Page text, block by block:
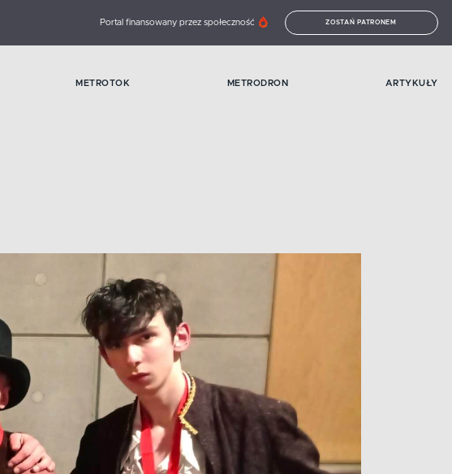
Portal finansowany przez społeczność ZOSTAŃ PATRONEM
METROTOK METRODRON ARTYKUŁY